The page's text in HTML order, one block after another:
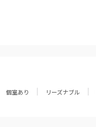
個室あり リーズナブル